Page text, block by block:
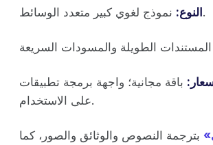
النوع:نموذج لغوي كبير متعدد الوسائط.
باقة مجانية؛ واجهة برمجة تطبيقات (API) تعتمد
على الاستخدام.
بترجمة النصوص والوثائق والصور، كما